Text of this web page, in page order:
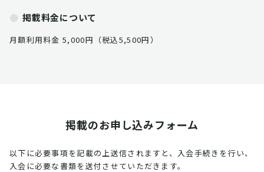
掲載料金について
月額利用料金 5,000円（税込5,500円）
掲載のお申し込みフォーム
以下に必要事項を記載の上送信されますと、入会手続きを行い、
入会に必要な書類を送付させていただきます。